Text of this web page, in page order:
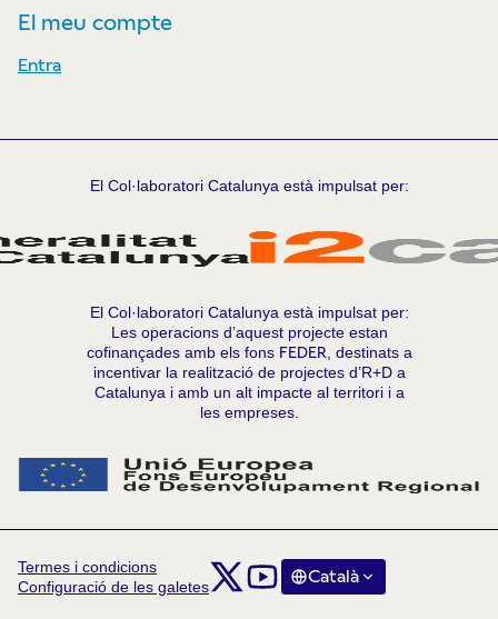
El meu compte
Entra
El Col·laboratori Catalunya està impulsat per:
El Col·laboratori Catalunya està impulsat per:
Les operacions d’aquest projecte estan
cofinançades amb els fons FEDER , destinats a
incentivar la realització de projectes d’R+D a
Catalunya i amb un alt impacte al territori i a
les empreses.
Termes i condicions
Configuració de les galetes
Comunitat Col·laboratori Catalunya a X
Comunitat Col·laboratori Catalunya
Català
Triar la llengua